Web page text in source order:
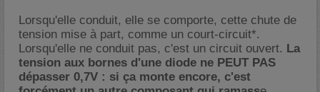
Lorsqu'elle conduit, elle se comporte, cette chute de
tension mise à part, comme un court-circuit*.
Lorsqu'elle ne conduit pas, c'est un circuit ouvert. La
tension aux bornes d'une diode ne PEUT PAS
dépasser 0,7V : si ça monte encore, c'est